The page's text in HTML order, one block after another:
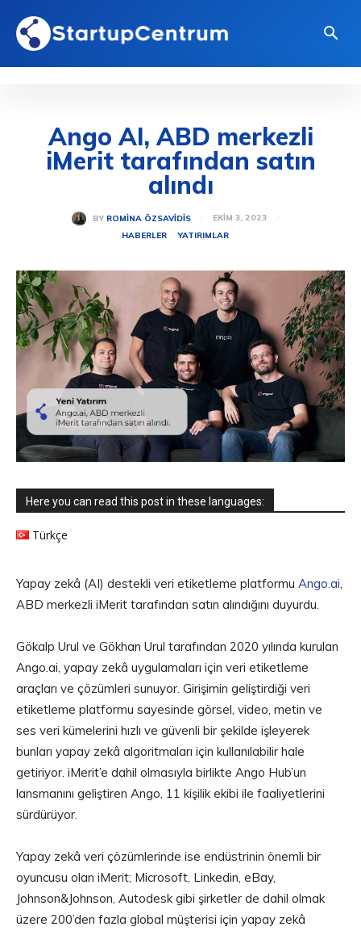
Ango AI, ABD merkezli
iMerit tarafından satın
alındı
BY ROMINA ÖZSAVIDIS
EKIM 3, 2023
HABERLER
YATIRIMLAR
Here you can read this post in these languages:
Türkçe
Yapay zekâ (AI) destekli veri etiketleme platformu Ango.ai
ABD merkezli iMerit tarafından satın alındığını duyurdu.
Gökalp Urul ve Gökhan Urul tarafından 2020 yılında kurulan
Ango.ai, yapay zekâ uygulamaları için veri etiketleme
araçları ve çözümleri sunuyor. Girişimin geliştirdiği veri
etiketleme platformu sayesinde görsel, video, metin ve
ses veri kümelerini hızlı ve güvenli bir şekilde işleyerek
bunları yapay zekâ algoritmaları için kullanılabilir hale
getiriyor. iMerit’e dahil olmasıyla birlikte Ango Hub’un
lansmanını geliştiren Ango, 11 kişilik ekibi ile faaliyetlerini
sürdürüyor.
Yapay zekâ veri çözümlerinde ise endüstrinin önemli bir
oyuncusu olan iMerit; Microsoft, Linkedin, eBay,
Johnson&Johnson, Autodesk gibi şirketler de dahil olmak
üzere 200’den fazla global müşterisi için yapay zekâ